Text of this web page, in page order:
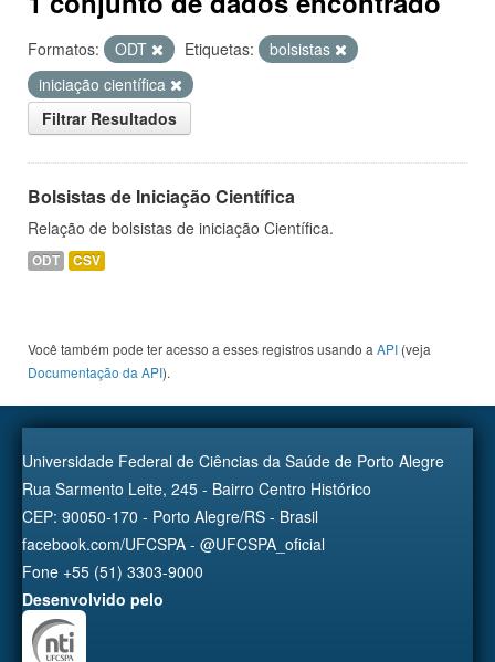
Formatos: ODT Etiquetas:
bolsistas
iniciação científica
Filtrar Resultados
Bolsistas de Iniciação Científica
Relação de bolsistas de iniciação Científica.
ODT CSV
Você também pode ter acesso a esses registros usando a API (veja
Documentação da API).
Universidade Federal de Ciências da Saúde de Porto Alegre
Rua Sarmento Leite, 245 - Bairro Centro Histórico
CEP: 90050-170 - Porto Alegre/RS - Brasil
facebook.com/UFCSPA - @UFCSPA_oficial
Fone +55 (51) 3303-9000
Desenvolvido pelo